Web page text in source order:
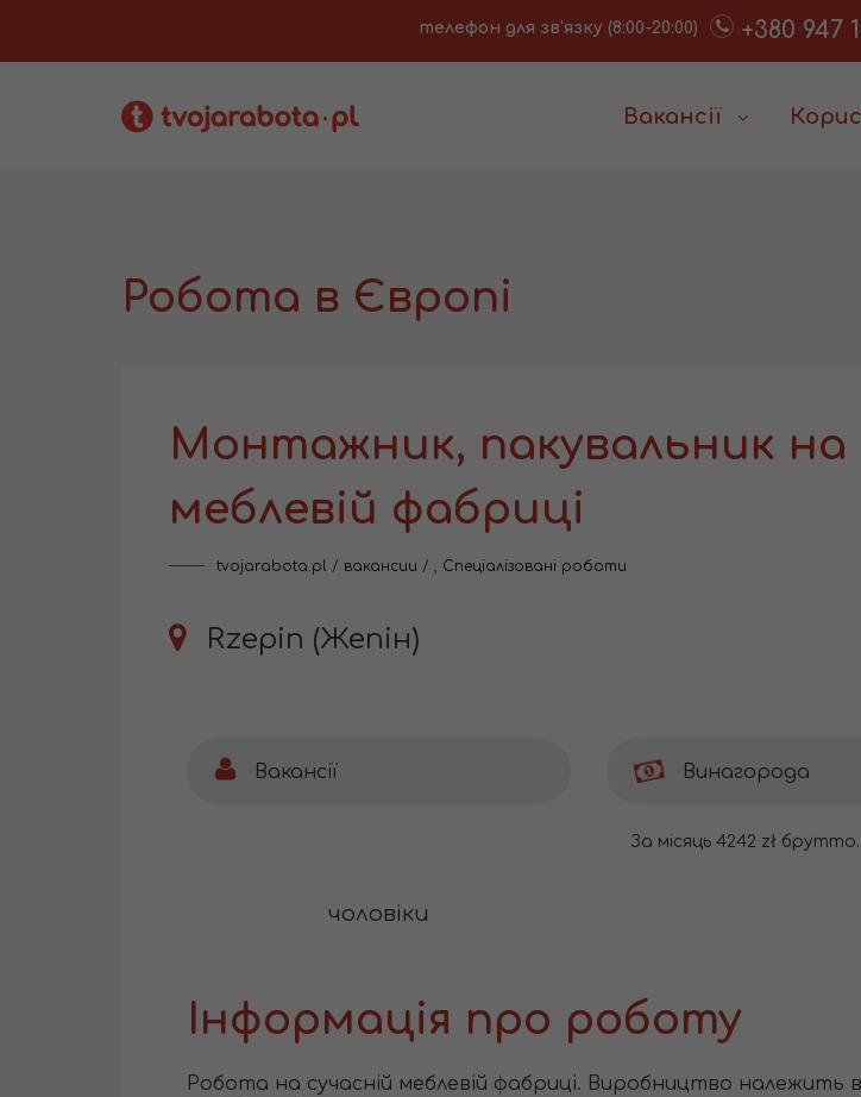
телефон для зв'язку (8:00-20:00) +380 947
Вакансії
Робота в Європі
Монтажник, пакувальник на
меблевій фабриці
tvojarabota.pl / вакансии / , Спеціалізовані роботи
Rzepin (Жепін)
Вакансії
чоловіки
Винагорода
За місяць 4242 zł брутто.
Інформація про роботу
Робота на сучасній меблевій фабриці. Виробництво належить